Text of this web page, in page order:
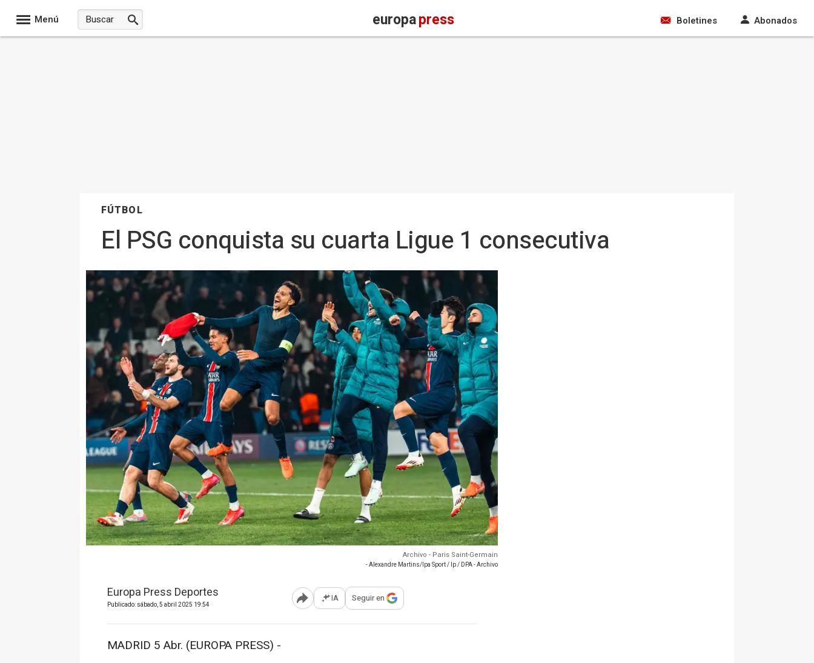
Menú europapress Boletines Abonados
FÚTBOL
El PSG conquista su cuarta Ligue 1 consecutiva
Archivo - Paris Saint-Germain
- Alexandre Martins/Ipa Sport / Ip / DPA - Archivo
Europa Press Deportes
Publicado: sábado, 5 abril 2025 19:54 Abrir opciones para compartir
IA Seguir en
MADRID 5 Abr. (EUROPA PRESS) -